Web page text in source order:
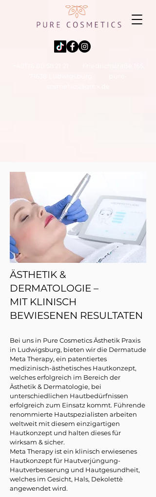
ÄSTHETIK &
DERMATOLOGIE –
MIT KLINISCH
BEWIESENEN RESULTATEN
Bei uns in Pure Cosmetics Ästhetik Praxis
in Ludwigsburg, bieten wir die Dermatude
Meta Therapy, ein patentiertes
medizinisch-ästhetisches Hautkonzept,
welches erfolgreich im Bereich der
Ästhetik & Dermatologie, bei
unterschiedlichen Hautbedürfnissen
erfolgreich zum Einsatz kommt. Führende
renommierte Hautspezialisten arbeiten
weltweit mit diesem einzigartigen
Hautkonzept und halten dieses für
wirksam & sicher.
Meta Therapy ist ein klinisch erwiesenes
Hautkonzept für Hautverjüngung-
Hautverbesserung und Hautgesundheit,
welches im Gesicht, Hals, Dekolettè
angewendet wird.